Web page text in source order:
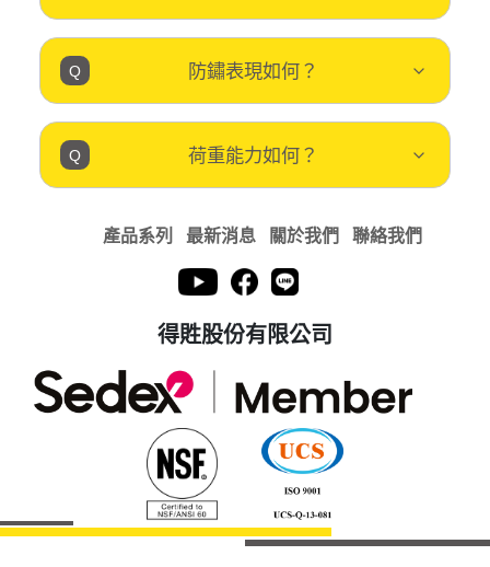
防鏽表現如何？
荷重能力如何？
產品系列 最新消息 關於我們 聯絡我們
得貹股份有限公司